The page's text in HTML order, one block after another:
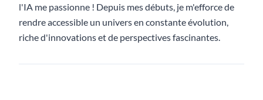
l'IA me passionne ! Depuis mes débuts, je m'efforce de
rendre accessible un univers en constante évolution,
riche d'innovations et de perspectives fascinantes.